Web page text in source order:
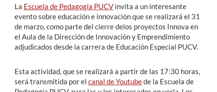
Funcionarios
Alumni
English
La Escuela de Pedagogía PUCV invita a un interesante
evento sobre educación e innovación que se realizará el 31
de marzo, como parte del cierre delos proyectos Innova en
el Aula de la Dirección de Innovación y Emprendimiento
adjudicados desde la carrera de Educación Especial PUCV.
Esta actividad, que se realizará a partir de las 17:30 horas,
será transmitida por el canal de Youtubede la Escuela de